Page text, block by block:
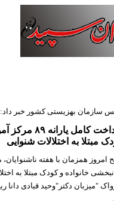
سازمان بهزیستی کشور خبر داد:
پرداخت کامل
مبتلا به اختلالات شنوایی
امروز همزمان با هفته
خانواده و کودک مبتلا به
"میزبان دکتر"وحید قبادی